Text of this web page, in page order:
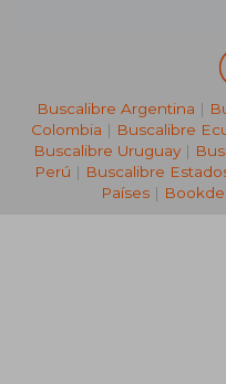
Buscalibre Argentina |
Colombia | Buscalibre
Buscalibre Uruguay|
Perú | Buscalibre
Países |